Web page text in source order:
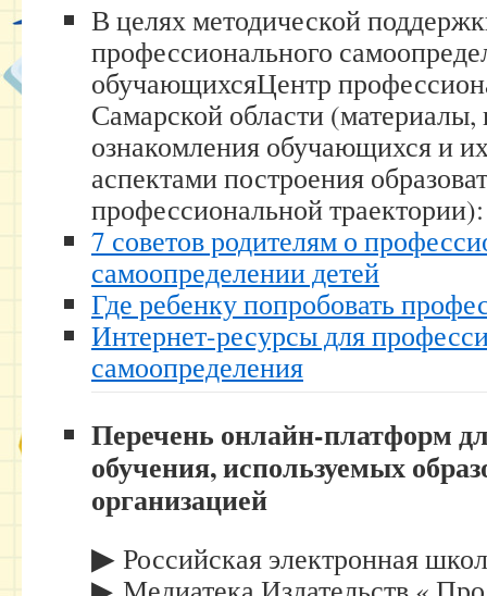
В целях методической
профессионального
обучающихсяЦентр
Самарской области
ознакомления обучающихся и
аспектами построения
профессиональной траектории):
7 советов родителям о
самоопределении детей
Где ребенку попробовать
Интернет-ресурсы для
самоопределения
Перечень онлайн-платформ
обучения, используемых
организацией
▶ Российская электронная